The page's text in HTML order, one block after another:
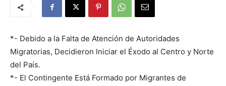
*- Debido a la Falta de Atención de Autoridades
Migratorias, Decidieron Iniciar el Éxodo al Centro y Norte
del País.
*- El Contingente Está Formado por Migrantes de